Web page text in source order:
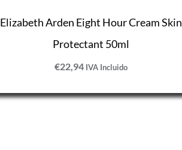
Elizabeth Arden Eight Hour Cream Skin
Protectant 50ml
€22,94 IVA Incluido